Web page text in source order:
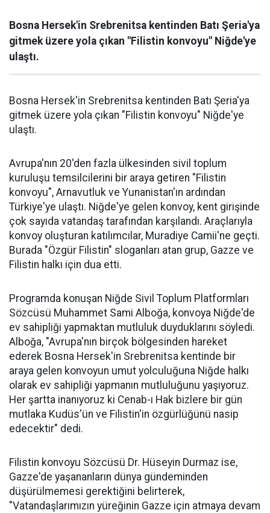
Bosna Hersek'in Srebrenitsa kentinden Batı Şeria'ya
gitmek üzere yola çıkan "Filistin konvoyu" Niğde'ye
ulaştı.
Bosna Hersek'in Srebrenitsa kentinden Batı Şeria'ya
gitmek üzere yola çıkan "Filistin konvoyu" Niğde'ye
ulaştı.
Avrupa'nın 20'den fazla ülkesinden sivil toplum
kuruluşu temsilcilerini bir araya getiren "Filistin
konvoyu", Arnavutluk ve Yunanistan'ın ardından
Türkiye'ye ulaştı. Niğde'ye gelen konvoy, kent girişinde
çok sayıda vatandaş tarafından karşılandı. Araçlarıyla
konvoy oluşturan katılımcılar, Muradiye Camii'ne geçti.
Burada "Özgür Filistin" sloganları atan grup, Gazze ve
Filistin halkı için dua etti.
Programda konuşan Niğde Sivil Toplum Platformları
Sözcüsü Muhammet Sami Alboğa, konvoya Niğde'de
ev sahipliği yapmaktan mutluluk duyduklarını söyledi.
Alboğa, "Avrupa'nın birçok bölgesinden hareket
ederek Bosna Hersek'in Srebrenitsa kentinde bir
araya gelen konvoyun umut yolculuğuna Niğde halkı
olarak ev sahipliği yapmanın mutluluğunu yaşıyoruz.
Her şartta inanıyoruz ki Cenab-ı Hak bizlere bir gün
mutlaka Kudüs'ün ve Filistin'in özgürlüğünü nasip
edecektir" dedi.
Filistin konvoyu Sözcüsü Dr. Hüseyin Durmaz ise,
Gazze'de yaşananların dünya gündeminden
düşürülmemesi gerektiğini belirterek,
"Vatandaşlarımızın yüreğinin Gazze için atmaya devam